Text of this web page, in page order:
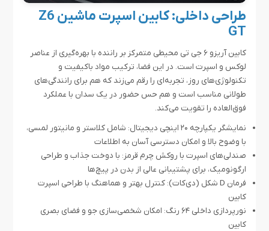
طراحی داخلی: کابین اسپرت ماشین Z6
GT
کابین آریزو ۶ جی تی محیطی متمرکز بر راننده با بهره‌گیری از عناصر
لوکس و اسپرت است. در این فضا، ترکیب مواد باکیفیت و
تکنولوژی‌های روز، تجربه‌ای را رقم می‌زند که هم برای رانندگی‌های
طولانی مناسب است و هم حس حضور در یک سدان با عملکرد
فوق‌العاده را تقویت می‌کند.
نمایشگر یکپارچه ۲۰ اینچی دیجیتال: شامل کلاستر و مانیتور لمسی،
با وضوح بالا و امکان دسترسی آسان به اطلاعات
صندلی‌های اسپرت با روکش چرم قرمز: با دوخت جذاب و طراحی
ارگونومیک، برای پشتیبانی عالی از بدن در پیچ‌ها
فرمان D شکل (دی‌کات): کنترل بهتر و هماهنگ با طراحی اسپرت
کابین
نورپردازی داخلی ۶۴ رنگ: امکان شخصی‌سازی جو و فضای بصری
کابین